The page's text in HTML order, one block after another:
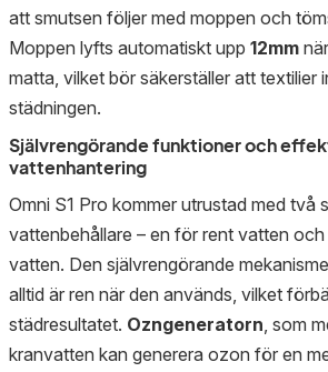
att smutsen följer med moppen och
Moppen lyfts automatiskt upp 12mm
matta, vilket bör säkerställer att textilier
städningen.
Självrengörande funktioner och
vattenhantering
Omni S1 Pro kommer utrustad med två
vattenbehållare – en för rent vatten
vatten. Den självrengörande
alltid är ren när den används, vilket
städresultatet. Ozngeneratorn, som
kranvatten kan generera ozon för en